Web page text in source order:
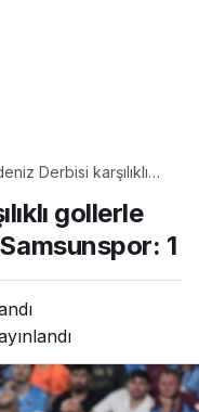
Derbisi karşılıklı
1gollerle
1